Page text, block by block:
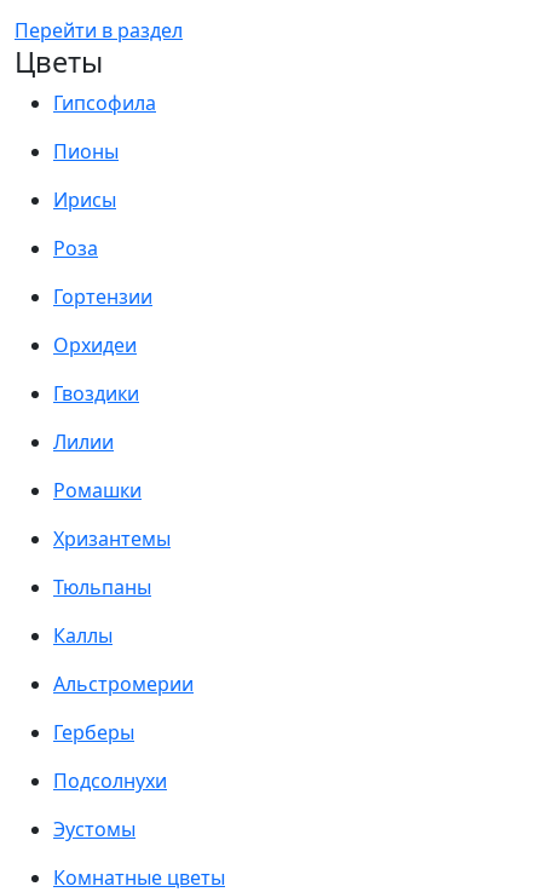
Перейти в раздел
Цветы
Гипсофила
Пионы
Ирисы
Роза
Гортензии
Орхидеи
Гвоздики
Лилии
Ромашки
Хризантемы
Тюльпаны
Каллы
Альстромерии
Герберы
Подсолнухи
Эустомы
Комнатные цветы